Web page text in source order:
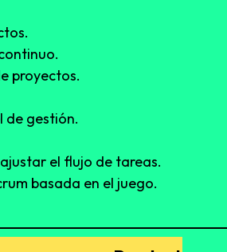
proyectos.
de gestión.
el flujo de tareas.
basada en el juego.